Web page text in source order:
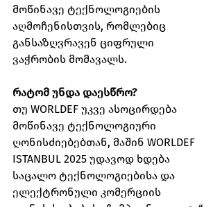
მოწინავე ტექნოლოგიების
აღმოჩენისთვის, რომლებიც
განსაზღვრავენ ციფრული
ვაჭრობის მომავალს.
რატომ უნდა დაესწრო?
თუ WORLDEF უკვე ასოცირდება
მოწინავე ტექნოლოგიური
ღონისძიებებთან, მაშინ WORLDEF
ISTANBUL 2025 უდავოდ ხდება
საცალო ტექნოლოგიებისა და
ელექტრონული კომერციის